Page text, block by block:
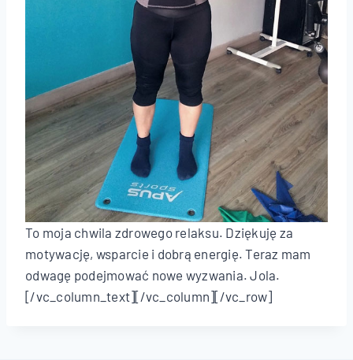
To moja chwila zdrowego relaksu. Dziękuję za
motywację, wsparcie i dobrą energię. Teraz mam
odwagę podejmować nowe wyzwania. Jola.
[/vc_column_text][/vc_column][/vc_row]